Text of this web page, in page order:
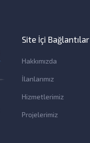
Site İçi Bağlantılar
Hakkımızda
İlanlarımız
Hizmetlerimiz
Projelerimiz